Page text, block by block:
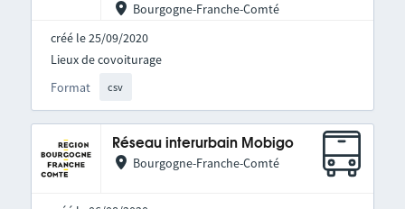
Bourgogne-Franche-Comté
créé le 25/09/2020
Format csv
Lieux de covoiturage
Réseau interurbain Mobigo
Bourgogne-Franche-Comté